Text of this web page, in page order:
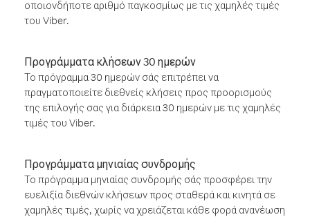
οποιονδήποτε αριθμό παγκοσμίως με τις χαμηλές τιμές
του Viber.
Προγράμματα κλήσεων 30 ημερών
Το πρόγραμμα 30 ημερών σάς επιτρέπει να
πραγματοποιείτε διεθνείς κλήσεις προς προορισμούς
της επιλογής σας για διάρκεια 30 ημερών με τις χαμηλές
τιμές του Viber.
Προγράμματα μηνιαίας συνδρομής
Το πρόγραμμα μηνιαίας συνδρομής σάς προσφέρει την
ευελιξία διεθνών κλήσεων προς σταθερά και κινητά σε
χαμηλές τιμές, χωρίς να χρειάζεται κάθε φορά ανανέωση